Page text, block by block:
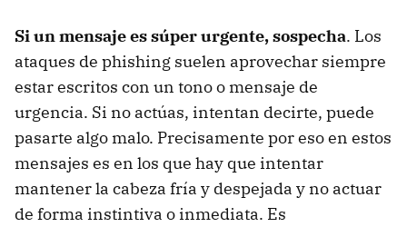
Si un mensaje es súper urgente, sospecha. Los
ataques de phishing suelen aprovechar siempre
estar escritos con un tono o mensaje de
urgencia. Si no actúas, intentan decirte, puede
pasarte algo malo. Precisamente por eso en estos
mensajes es en los que hay que intentar
mantener la cabeza fría y despejada y no actuar
de forma instintiva o inmediata. Es